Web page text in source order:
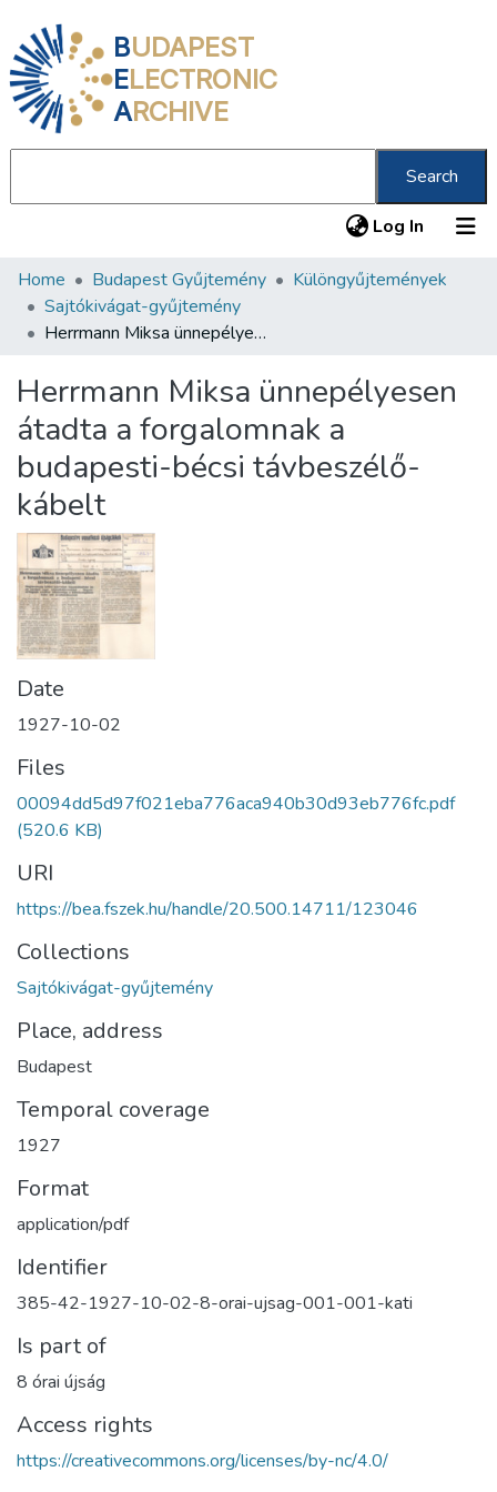
BUDAPEST
ELECTRONIC
ARCHIVE
Search
Log In (current)
Communities & Collections
All of DSpace
About us
Home Budapest Gyűjtemény
Különgyűjtemények
Sajtókivágat-gyűjtemény
Herrmann Miksa ünnepélyesen átadta a forgalomnak a budapesti-bécsi távbeszélő-kábelt
Herrmann Miksa ünnepélyesen
átadta a forgalomnak a
budapesti-bécsi távbeszélő-
kábelt
Date
1927-10-02
Files
00094dd5d97f021eba776aca940b30d93eb776fc.pdf
(520.6 KB)
URI
https://bea.fszek.hu/handle/20.500.14711/123046
Collections
Sajtókivágat-gyűjtemény
Place, address
Budapest
Temporal coverage
1927
Format
application/pdf
Identifier
385-42-1927-10-02-8-orai-ujsag-001-001-kati
Is part of
8 órai újság
Access rights
https://creativecommons.org/licenses/by-nc/4.0/